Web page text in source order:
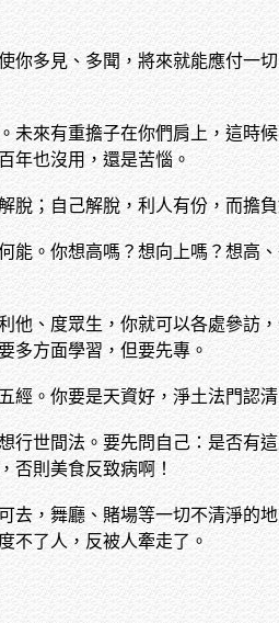
多見、多聞，將來就能應付一
來有重擔子在你們肩上，這時
年也沒用，還是苦惱。
；自己解脫，利人有份，而擔
。你想高嗎？想向上嗎？想高
、度眾生，你就可以各處參訪
多方面學習，但要先專。
。你要是天資好，淨土法門認
世間法。要先問自己：是否有
否則美食反致病啊！
，舞廳、賭場等一切不清淨的
不了人，反被人牽走了。